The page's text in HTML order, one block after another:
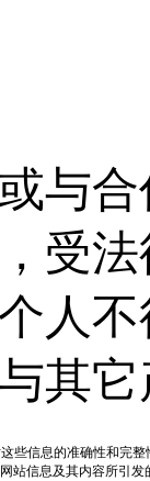
与
受
人
其
些信息的准确性和完
站信息及其内容所引